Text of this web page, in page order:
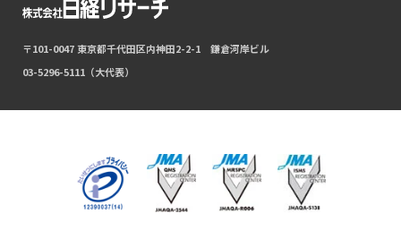
〒101-0047 東京都千代田区内神田2-2-1 鎌倉河岸ビル
03-5296-5111（大代表）